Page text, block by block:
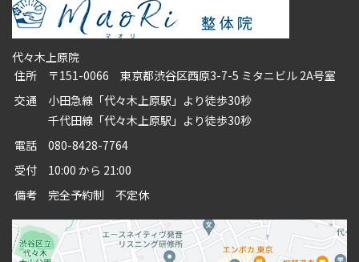
代々木上原院
住所
〒151-0066 東京都渋谷区西原3-7-5 ミタニビル 2A号室
交通
小田急線「代々木上原駅」より徒歩30秒
千代田線「代々木上原駅」より徒歩30秒
電話
080-8428-7764
受付
10:00 から 21:00
備考
完全予約制 不定休